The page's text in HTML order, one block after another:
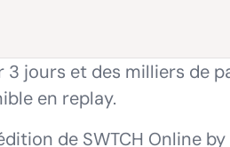
3 jours et des milliers de
en replay.
de SWTCH Online by